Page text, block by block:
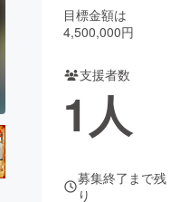
CAMPFIRE Creation
コミュニティ
目標金額は
4,500,000円
支援者数
1人
募集終了まで残
り